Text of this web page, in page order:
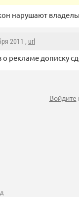
нарушают
2011 , url
о рекламе дописку
Войдите